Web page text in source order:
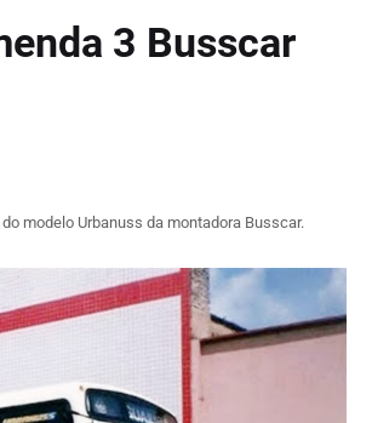
3 Busscar
modelo Urbanuss da montadora Busscar.